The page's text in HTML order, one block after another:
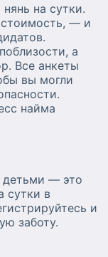
на сутки.
— и
а
Все анкеты
вы могли
найма
детьми — это
сутки в
и
заботу.